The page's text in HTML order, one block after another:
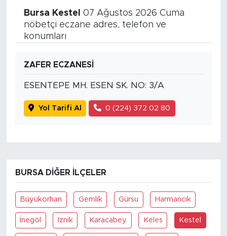
Bursa Kestel
07 Ağustos 2026 Cuma
nöbetçi eczane adres, telefon ve
konumları
ZAFER ECZANESİ
ESENTEPE MH. ESEN SK. NO: 3/A
Yol Tarifi Al 0 (224) 372 02 80
BURSA DIĞER İLÇELER
Büyükorhan Gemlik Gürsu Harmancık
İnegöl İznik Karacabey Keles Kestel